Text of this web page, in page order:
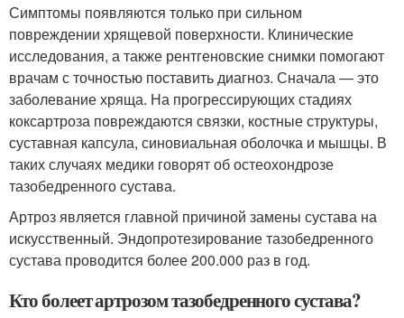
Симптомы появляются только при сильном
повреждении хрящевой поверхности. Клинические
исследования, а также рентгеновские снимки помогают
врачам с точностью поставить диагноз. Сначала — это
заболевание хряща. На прогрессирующих стадиях
коксартроза повреждаются связки, костные структуры,
суставная капсула, синовиальная оболочка и мышцы. В
таких случаях медики говорят об остеохондрозе
тазобедренного сустава.
Артроз является главной причиной замены сустава на
искусственный. Эндопротезирование тазобедренного
сустава проводится более 200.000 раз в год.
Кто болеет артрозом тазобедренного сустава?